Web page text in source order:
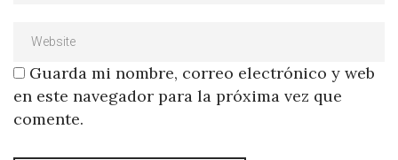
Guarda mi nombre, correo electrónico y web
en este navegador para la próxima vez que
comente.